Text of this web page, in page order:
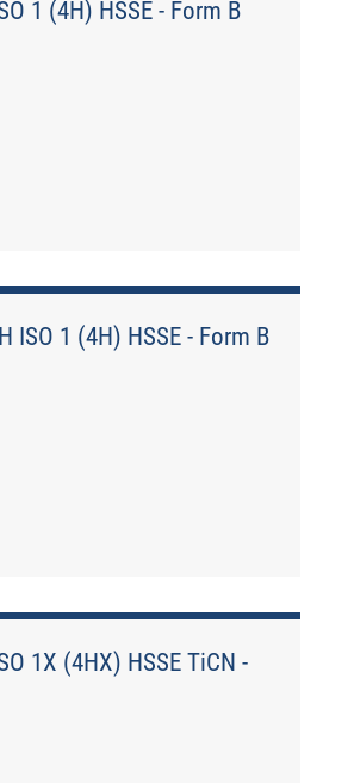
1 (4H) HSSE - Form B
ISO 1 (4H) HSSE - Form B
1X (4HX) HSSE TiCN -